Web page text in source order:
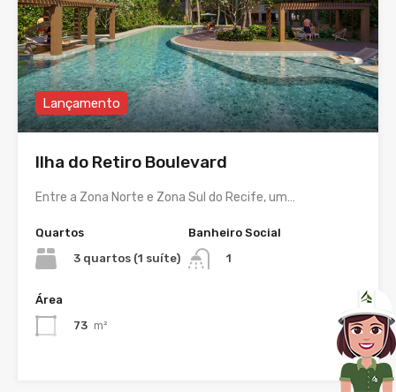
Lançamento
Ilha do Retiro Boulevard
Entre a Zona Norte e Zona Sul do Recife, um…
Quartos
3 quartos (1 suíte)
Banheiro Social
1
Área
73 m²